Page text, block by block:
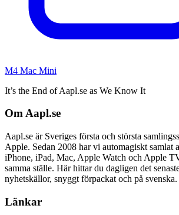
M4 Mac Mini
It’s the End of Aapl.se as We Know It
Om Aapl.se
Aapl.se är Sveriges första och största
Apple. Sedan 2008 har vi automagiskt samlat
iPhone, iPad, Mac, Apple Watch och Apple
samma ställe. Här hittar du dagligen det
nyhetskällor, snyggt förpackat och på svenska.
Länkar